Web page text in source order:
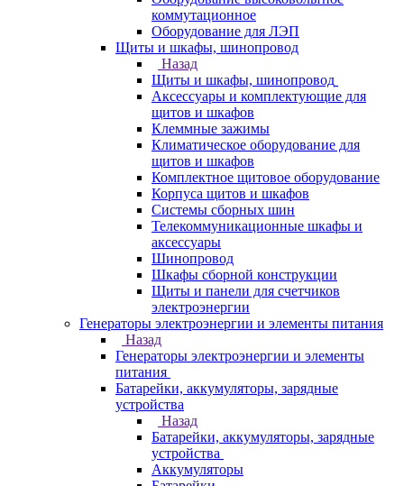
коммутационное
Оборудование для ЛЭП
Щиты и шкафы, шинопровод
Назад
Щиты и шкафы, шинопровод
Аксессуары и комплектующие для
щитов и шкафов
Клеммные зажимы
Климатическое оборудование для
щитов и шкафов
Комплектное щитовое оборудование
Корпуса щитов и шкафов
Системы сборных шин
Телекоммуникационные шкафы и
аксессуары
Шинопровод
Шкафы сборной конструкции
Щиты и панели для счетчиков
электроэнергии
Генераторы электроэнергии и элементы питания
Назад
Генераторы электроэнергии и элементы
питания
Батарейки, аккумуляторы, зарядные
устройства
Назад
Батарейки, аккумуляторы, зарядные
устройства
Аккумуляторы